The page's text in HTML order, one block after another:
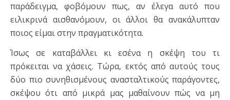
παράδειγμα, φοβόμουν πως, αν έλεγα αυτό που
ειλικρινά αισθανόμουν, οι άλλοι θα ανακάλυπταν
ποιος είμαι στην πραγματικότητα.
Ίσως σε καταβάλλει κι εσένα η σκέψη του τι
πρόκειται να χάσεις. Τώρα, εκτός από αυτούς τους
δύο πιο συνηθισμένους ανασταλτικούς παράγοντες,
σκέψου ότι από μικρά μας μαθαίνουν πώς να μη